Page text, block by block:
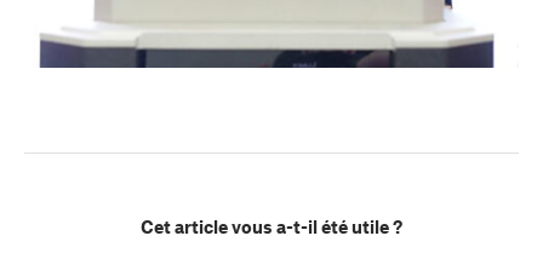
Cet article vous a-t-il été utile ?